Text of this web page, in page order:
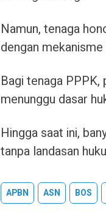
Namun, tenaga
dengan
Bagi tenaga
menunggu dasar
Hingga saat ini,
tanpa landasan
APBN ASN BOS